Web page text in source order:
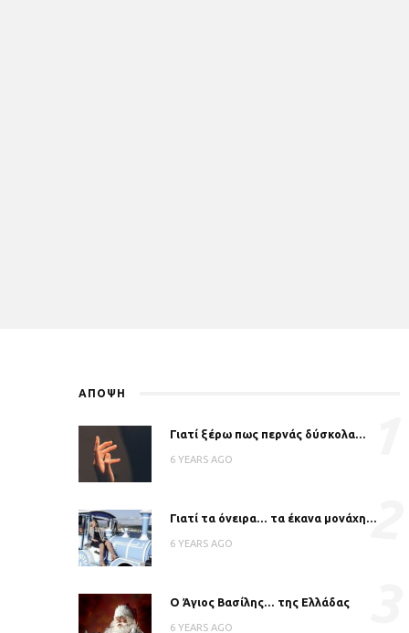
ΑΠΟΨΗ
Γιατί ξέρω πως περνάς δύσκολα…
6 YEARS AGO
Γιατί τα όνειρα… τα έκανα μονάχη…
6 YEARS AGO 2
Ο Άγιος Βασίλης… της Ελλάδας
6 YEARS AGO